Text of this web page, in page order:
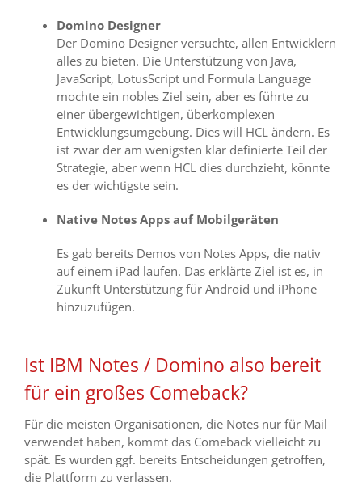
Domino Designer
Der Domino Designer versuchte, allen Entwicklern
alles zu bieten. Die Unterstützung von Java,
JavaScript, LotusScript und Formula Language
mochte ein nobles Ziel sein, aber es führte zu
einer übergewichtigen, überkomplexen
Entwicklungsumgebung. Dies will HCL ändern. Es
ist zwar der am wenigsten klar definierte Teil der
Strategie, aber wenn HCL dies durchzieht, könnte
es der wichtigste sein.
Native Notes Apps auf Mobilgeräten
Es gab bereits Demos von Notes Apps, die nativ
auf einem iPad laufen. Das erklärte Ziel ist es, in
Zukunft Unterstützung für Android und iPhone
hinzuzufügen.
Ist IBM Notes / Domino also bereit
für ein großes Comeback?
Für die meisten Organisationen, die Notes nur für Mail
verwendet haben, kommt das Comeback vielleicht zu
spät. Es wurden ggf. bereits Entscheidungen getroffen,
die Plattform zu verlassen.